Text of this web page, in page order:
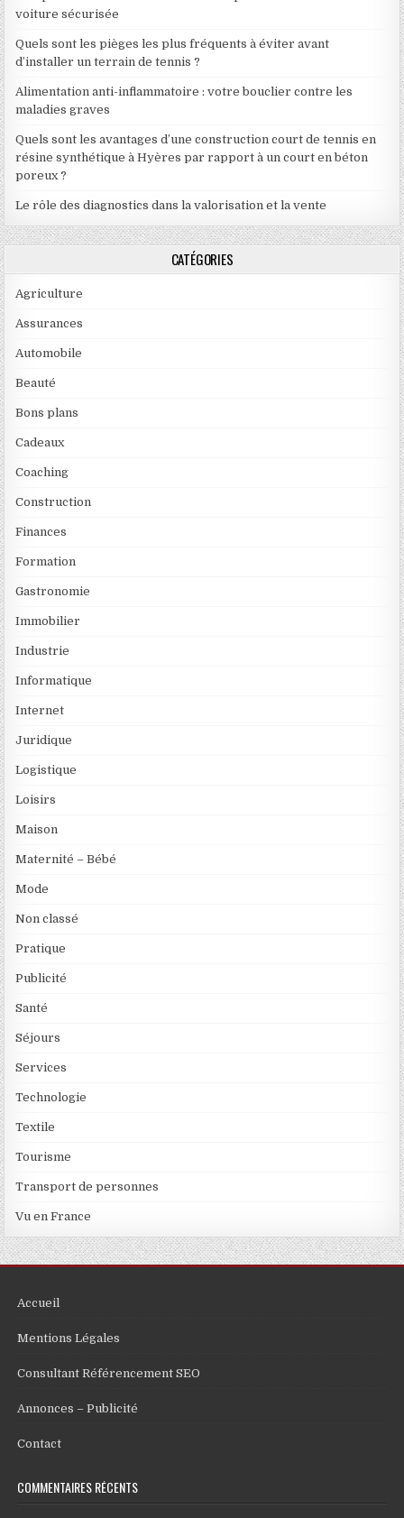
voiture sécurisée
Quels sont les pièges les plus fréquents à éviter avant
d’installer un terrain de tennis ?
Alimentation anti-inflammatoire : votre bouclier contre les
maladies graves
Quels sont les avantages d’une construction court de tennis en
résine synthétique à Hyères par rapport à un court en béton
poreux ?
Le rôle des diagnostics dans la valorisation et la vente
CATÉGORIES
Agriculture
Assurances
Automobile
Beauté
Bons plans
Cadeaux
Coaching
Construction
Finances
Formation
Gastronomie
Immobilier
Industrie
Informatique
Internet
Juridique
Logistique
Loisirs
Maison
Maternité – Bébé
Mode
Non classé
Pratique
Publicité
Santé
Séjours
Services
Technologie
Textile
Tourisme
Transport de personnes
Vu en France
Accueil
Mentions Légales
Consultant Référencement SEO
Annonces – Publicité
Contact
COMMENTAIRES RÉCENTS